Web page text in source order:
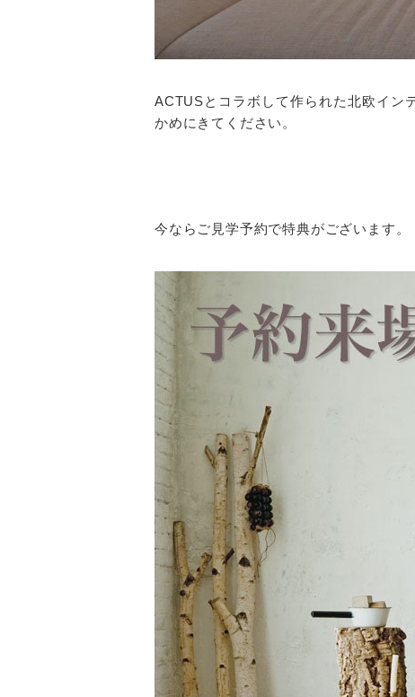
ACTUSとコラボして作られた北欧イン
かめにきてください。
今ならご見学予約で特典がございます。